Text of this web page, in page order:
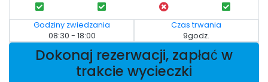
Godziny zwiedzania
08:30 - 18:00
Czas trwania
9godz.
Dokonaj rezerwacji, zapłać w
trakcie wycieczki